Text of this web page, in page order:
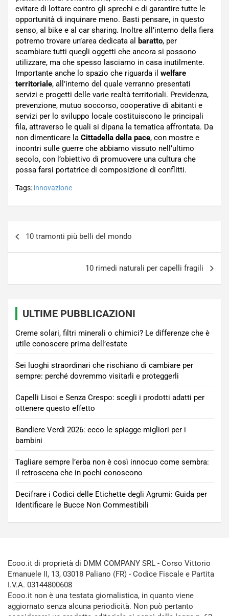
evitare di lottare contro gli sprechi e di garantire tutte le
opportunità di inquinare meno. Basti pensare, in questo
senso, al bike e al car sharing. Inoltre all’interno della fiera
potremo trovare un’area dedicata al baratto, per
scambiare tutti quegli oggetti che ancora si possono
utilizzare, ma che spesso lasciamo in casa inutilmente.
Importante anche lo spazio che riguarda il welfare
territoriale, all’interno del quale verranno presentati
servizi e progetti delle varie realtà territoriali. Previdenza,
prevenzione, mutuo soccorso, cooperative di abitanti e
servizi per lo sviluppo locale costituiscono le principali
fila, attraverso le quali si dipana la tematica affrontata. Da
non dimenticare la Cittadella della pace, con mostre e
incontri sulle guerre che abbiamo vissuto nell’ultimo
secolo, con l’obiettivo di promuovere una cultura che
possa farsi portatrice di composizione di conflitti.
Tags: innovazione
10 tramonti più belli del mondo
10 rimedi naturali per capelli fragili
ULTIME PUBBLICAZIONI
Creme solari, filtri minerali o chimici? Le differenze che è
utile conoscere prima dell’estate
Sei luoghi straordinari che rischiano di cambiare per
sempre: perché dovremmo visitarli e proteggerli
Capelli Lisci e Senza Crespo: scegli i prodotti adatti per
ottenere questo effetto
Bandiere Verdi 2026: ecco le spiagge migliori per i
bambini
Tagliare sempre l’erba non è così innocuo come sembra:
il retroscena che in pochi conoscono
Decifrare i Codici delle Etichette degli Agrumi: Guida per
Identificare le Bucce Non Commestibili
Ecoo.it di proprietà di DMM COMPANY SRL - Corso Vittorio
Emanuele II, 13, 03018 Paliano (FR) - Codice Fiscale e Partita
I.V.A. 03144800608
Ecoo.it non è una testata giornalistica, in quanto viene
aggiornato senza alcuna periodicità. Non può pertanto